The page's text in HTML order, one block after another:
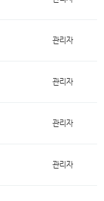
관리자
관리자
관리자
관리자